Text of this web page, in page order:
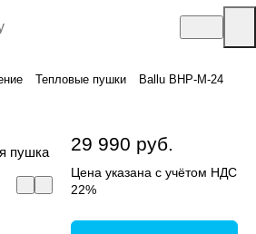
Тепловые пушки Ballu BHP-M-24
пушка 29 990 руб.
Цена указана с учётом НДС
22%